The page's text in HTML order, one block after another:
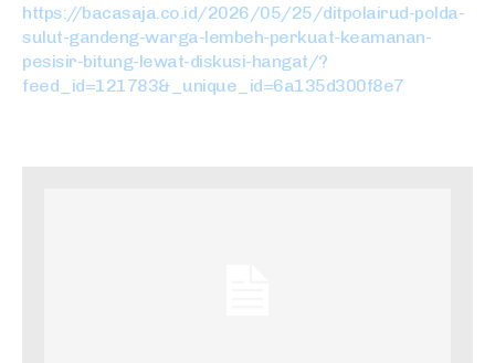
https://bacasaja.co.id/2026/05/25/ditpolairud-polda-
sulut-gandeng-warga-lembeh-perkuat-keamanan-
pesisir-bitung-lewat-diskusi-hangat/?
feed_id=121783&_unique_id=6a135d300f8e7